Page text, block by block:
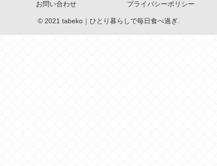
お問い合わせ
プライバシーポリシー
© 2021 tabeko｜ひとり暮らしで毎日食べ過ぎ.